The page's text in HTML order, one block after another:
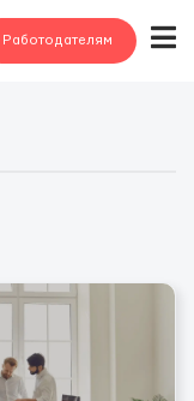
Работодателям